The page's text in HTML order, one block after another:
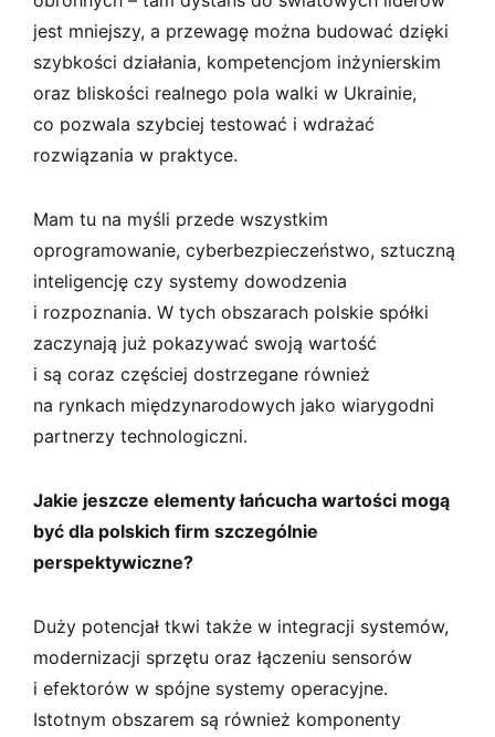
jest mniejszy, a przewagę można budować dzięki
szybkości działania, kompetencjom inżynierskim
oraz bliskości realnego pola walki w Ukrainie,
co pozwala szybciej testować i wdrażać
rozwiązania w praktyce.
Mam tu na myśli przede wszystkim
oprogramowanie, cyberbezpieczeństwo, sztuczną
inteligencję czy systemy dowodzenia
i rozpoznania. W tych obszarach polskie spółki
zaczynają już pokazywać swoją wartość
i są coraz częściej dostrzegane również
na rynkach międzynarodowych jako wiarygodni
partnerzy technologiczni.
Jakie jeszcze elementy łańcucha wartości mogą
być dla polskich firm szczególnie
perspektywiczne?
Duży potencjał tkwi także w integracji systemów,
modernizacji sprzętu oraz łączeniu sensorów
i efektorów w spójne systemy operacyjne.
Istotnym obszarem są również komponenty